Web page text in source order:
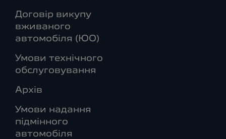
Договір викупу
вживаного
автомобіля (ЮО)
Умови технічного
обслуговування
Архів
Умови надання
підмінного
автомобіля